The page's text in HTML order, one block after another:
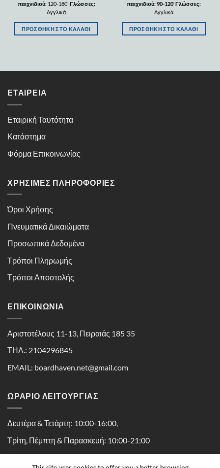
παιχνιδιού: 120-180' Γλώσσες:
Αγγλικά
ΠΡΟΣΘΉΚΗ ΣΤΟ ΚΑΛΆΘΙ
παιχνιδιού: 90-120′Γλώσσες:
Αγγλικά
ΠΡΟΣΘΉΚΗ ΣΤΟ ΚΑΛΆΘΙ
ΕΤΑΙΡΕΊΑ
Εταιρική Ταυτότητα
Κατάστημα
Φόρμα Επικοινωνίας
ΧΡΉΣΙΜΕΣ ΠΛΗΡΟΦΟΡΊΕΣ
Όροι Χρήσης
Πνευματικά Δικαιώματα
Προσωπικά Δεδομένα
Τρόποι Πληρωμής
Τρόποι Αποστολής
ΕΠΙΚΟΙΝΩΝΊΑ
Αριστοτέλους 11-13, Πειραιάς 185 35
ΤΗΛ.: 2104296845
EMAIL: boardhaven.net@gmail.com
ΩΡΑΡΙΟ ΛΕΙΤΟΥΡΓΙΑΣ
Δευτέρα & Τετάρτη: 10:00-16:00,
Τρίτη, Πέμπτη & Παρασκευή: 10:00-21:00
Σάββατο: 10:00-16:30